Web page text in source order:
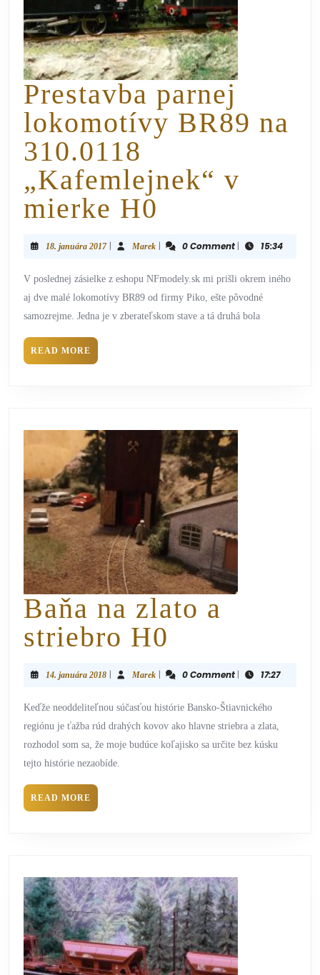
Prestavba parnej
lokomotívy BR89 na
310.0118
„Kafemlejnek“ v
mierke H0
18. januára 2017 | Marek | 0 Comment | 15:34
V poslednej zásielke z eshopu NFmodely.sk mi prišli okrem iného
aj dve malé lokomotívy BR89 od firmy Piko, ešte pôvodné
samozrejme. Jedna je v zberateľskom stave a tá druhá bola
READ MORE
Baňa na zlato a
striebro H0
14. januára 2018 | Marek | 0 Comment | 17:27
Keďže neoddeliteľnou súčasťou histórie Bansko-Štiavnického
regiónu je ťažba rúd drahých kovov ako hlavne striebra a zlata,
rozhodol som sa, že moje budúce koľajisko sa určite bez kúsku
tejto histórie nezaobíde.
READ MORE